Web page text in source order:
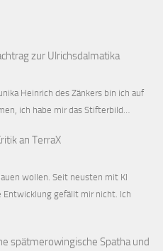
zur Ulrichsdalmatika
Heinrich des Zänkers bin ich auf
ich habe mir das Stifterbild…
an TerraX
wollen. Seit neusten mit KI
gefällt mir nicht. Ich
spätmerowingische Spatha und